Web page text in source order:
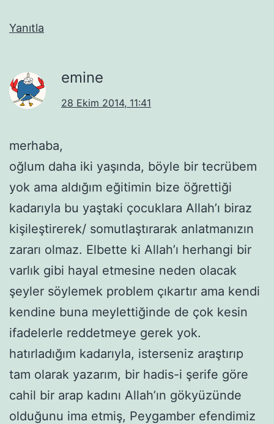
Yanıtla
emine
28 Ekim 2014, 11:41
merhaba,
oğlum daha iki yaşında, böyle bir tecrübem
yok ama aldığım eğitimin bize öğrettiği
kadarıyla bu yaştaki çocuklara Allah’ı biraz
kişileştirerek/ somutlaştırarak anlatmanızın
zararı olmaz. Elbette ki Allah’ı herhangi bir
varlık gibi hayal etmesine neden olacak
şeyler söylemek problem çıkartır ama kendi
kendine buna meylettiğinde de çok kesin
ifadelerle reddetmeye gerek yok.
hatırladığım kadarıyla, isterseniz araştırıp
tam olarak yazarım, bir hadis-i şerife göre
cahil bir arap kadını Allah’ın gökyüzünde
olduğunu ima etmiş, Peygamber efendimiz